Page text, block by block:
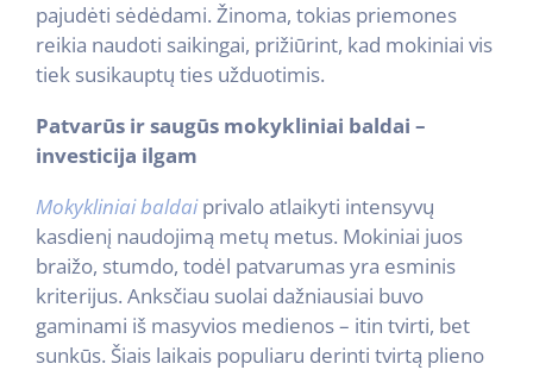
pajudėti sėdėdami. Žinoma, tokias priemones
reikia naudoti saikingai, prižiūrint, kad mokiniai vis
tiek susikauptų ties užduotimis.
Patvarūs ir saugūs mokykliniai baldai –
investicija ilgam
Mokykliniai baldaiprivalo atlaikyti intensyvų
kasdienį naudojimą metų metus. Mokiniai juos
braižo, stumdo, todėl patvarumas yra esminis
kriterijus. Anksčiau suolai dažniausiai buvo
gaminami iš masyvios medienos – itin tvirti, bet
sunkūs. Šiais laikais populiaru derinti tvirtą plieno